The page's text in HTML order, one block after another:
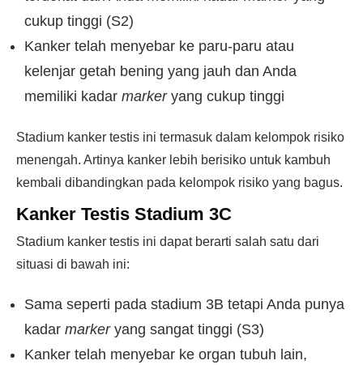
cukup tinggi (S2)
Kanker telah menyebar ke paru-paru atau
kelenjar getah bening yang jauh dan Anda
memiliki kadar markeryang cukup tinggi
Stadium kanker testis ini termasuk dalam kelompok risiko
menengah. Artinya kanker lebih berisiko untuk kambuh
kembali dibandingkan pada kelompok risiko yang bagus.
Kanker Testis Stadium 3C
Stadium kanker testis ini dapat berarti salah satu dari
situasi di bawah ini:
Sama seperti pada stadium 3B tetapi Anda punya
kadar markeryang sangat tinggi (S3)
Kanker telah menyebar ke organ tubuh lain,